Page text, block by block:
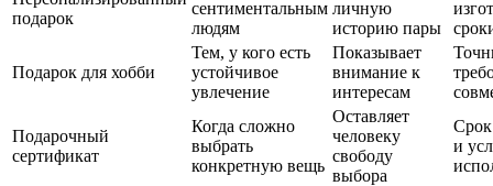
подарок
сентиментальным
людям
личную
историю пары
Подарок для хобби
Тем, у кого есть
устойчивое
увлечение
Показывает
внимание к
интересам
Подарочный
сертификат
Когда сложно
выбрать
конкретную вещь
Оставляет
человеку
свободу
выбора
Срок
и